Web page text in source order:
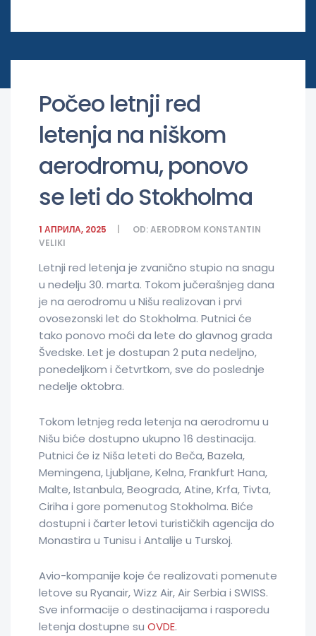
Počeo letnji red
letenja na niškom
aerodromu, ponovo
se leti do Stokholma
1 АПРИЛА, 2025 OD:AERODROM KONSTANTIN
VELIKI
Letnji red letenja je zvanično stupio na snagu
u nedelju 30. marta. Tokom jučerašnjeg dana
je na aerodromu u Nišu realizovan i prvi
ovosezonski let do Stokholma. Putnici će
tako ponovo moći da lete do glavnog grada
Švedske. Let je dostupan 2 puta nedeljno,
ponedeljkom i četvrtkom, sve do poslednje
nedelje oktobra.
Tokom letnjeg reda letenja na aerodromu u
Nišu biće dostupno ukupno 16 destinacija.
Putnici će iz Niša leteti do Beča, Bazela,
Memingena, Ljubljane, Kelna, Frankfurt Hana,
Malte, Istanbula, Beograda, Atine, Krfa, Tivta,
Ciriha i gore pomenutog Stokholma. Biće
dostupni i čarter letovi turističkih agencija do
Monastira u Tunisu i Antalije u Turskoj.
Avio-kompanije koje će realizovati pomenute
letove su Ryanair, Wizz Air, Air Serbia i SWISS.
Sve informacije o destinacijama i rasporedu
letenja dostupne su OVDE.